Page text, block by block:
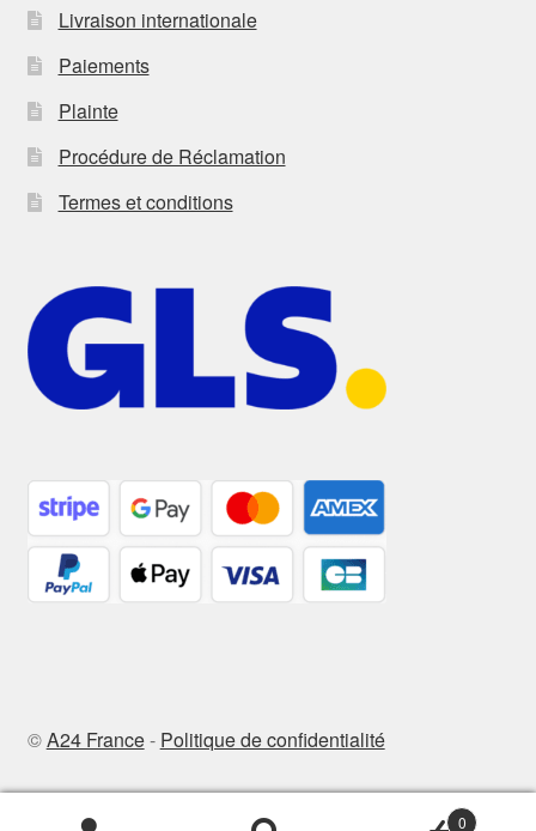
Livraison internationale
Paiements
Plainte
Procédure de Réclamation
Termes et conditions
©A24 France- Politique de confidentialité
0